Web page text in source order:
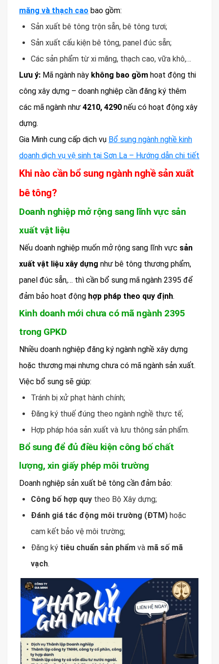
măng và thạch cao bao gồm:
Sản xuất bê tông trộn sẵn, bê tông tươi;
Sản xuất cấu kiện bê tông, panel đúc sẵn;
Các sản phẩm từ xi măng, thạch cao, vữa khô,…
Lưu ý: Mã ngành này không bao gồm hoạt động thi
công xây dựng – doanh nghiệp cần đăng ký thêm
các mã ngành như 4210, 4290 nếu có hoạt động xây
dựng.
Gia Minh cung cấp dịch vụ Bổ sung ngành nghề kinh
doanh dịch vụ vệ sinh tại Sơn La – Hướng dẫn chi tiết
Khi nào cần bổ sung ngành nghề sản xuất
bê tông?
Doanh nghiệp mở rộng sang lĩnh vực sản
xuất vật liệu
Nếu doanh nghiệp muốn mở rộng sang lĩnh vực sản
xuất vật liệu xây dựng như bê tông thương phẩm,
panel đúc sẵn,… thì cần bổ sung mã ngành 2395 để
đảm bảo hoạt động hợp pháp theo quy định.
Kinh doanh mới chưa có mã ngành 2395
trong GPKD
Nhiều doanh nghiệp đăng ký ngành nghề xây dựng
hoặc thương mại nhưng chưa có mã ngành sản xuất.
Việc bổ sung sẽ giúp:
Tránh bị xử phạt hành chính;
Đăng ký thuế đúng theo ngành nghề thực tế;
Hợp pháp hóa sản xuất và lưu thông sản phẩm.
Bổ sung để đủ điều kiện công bố chất
lượng, xin giấy phép môi trường
Doanh nghiệp sản xuất bê tông cần đảm bảo:
Công bố hợp quy theo Bộ Xây dựng;
Đánh giá tác động môi trường (ĐTM) hoặc
cam kết bảo vệ môi trường;
Đăng ký tiêu chuẩn sản phẩm và mã số mã
vạch.